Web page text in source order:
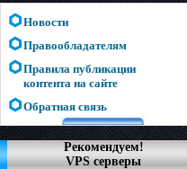
Новости
Правообладателям
Правила публикации
контента на сайте
Обратная связь
Рекомендуем!
VPS серверы